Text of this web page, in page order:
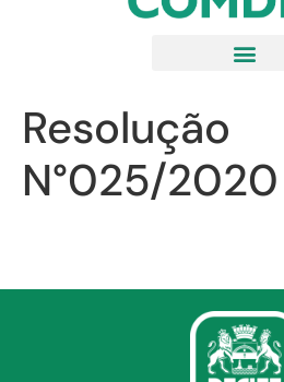
Resolução
N°025/2020